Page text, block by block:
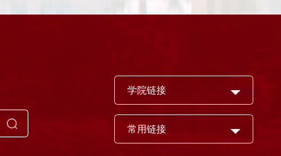
学院链接
常用链接